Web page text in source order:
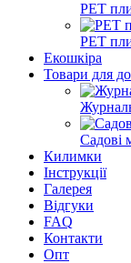
РЕТ
РЕТ
Екошкіра
Товари для
Садові
Килимки
Інструкції
Галерея
Відгуки
FAQ
Контакти
Опт